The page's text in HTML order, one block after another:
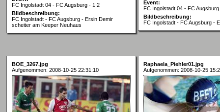
FC Ingolstadt 04 - FC Augsburg - 1:2
Bildbeschreibung:
FC Ingolstadt - FC Augsburg - Ersin Demir
scheiter am Keeper Neuhaus
Event:
FC Ingolstadt 04 - FC
Bildbeschreibung:
FC Ingolstadt - FC Augsburg -
BOE_3267.jpg
Aufgenommen: 2008-10-25 22:31:10
Raphaela_Piehler01.jpg
Aufgenommen: 2008-10-25